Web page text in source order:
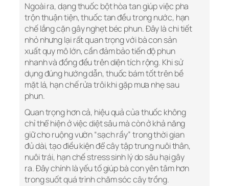
Ngoài ra, dạng thuốc bột hòa tan giúp việc pha
trộn thuận tiện, thuốc tan đều trong nước, hạn
chế lắng cặn gây nghẹt béc phun. Đây là chi tiết
nhỏ nhưng lại rất quan trọng với bà con sản
xuất quy mô lớn, cần đảm bảo tiến độ phun
nhanh và đồng đều trên diện tích rộng. Khi sử
dụng đúng hướng dẫn, thuốc bám tốt trên bề
mặt lá, hạn chế rửa trôi khi gặp mưa nhẹ sau
phun.
Quan trọng hơn cả, hiệu quả của thuốc không
chỉ thể hiện ở việc diệt sâu mà còn ở khả năng
giữ cho ruộng vườn “sạch rầy” trong thời gian
đủ dài, tạo điều kiện để cây tập trung nuôi thân,
nuôi trái, hạn chế stress sinh lý do sâu hại gây
ra. Đây chính là yếu tố giúp bà con yên tâm hơn
trong suốt quá trình chăm sóc cây trồng.